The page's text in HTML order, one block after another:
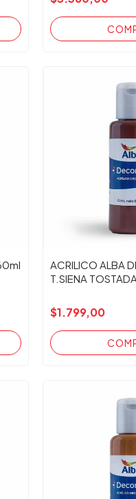
ACRILICO ALBA
T.SIENA
$1.799,00